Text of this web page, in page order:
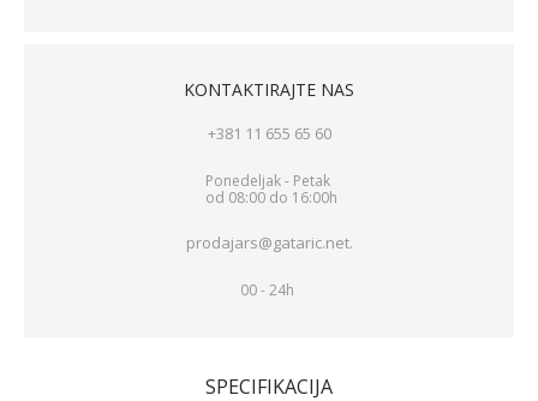
KONTAKTIRAJTE NAS
+381 11 655 65 60
Ponedeljak - Petak
od 08:00 do 16:00h
prodajars@gataric.net.
00 - 24h
SPECIFIKACIJA